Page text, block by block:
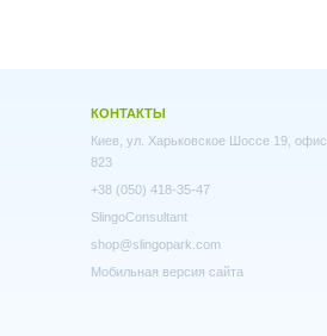
КОНТАКТЫ
Киев, ул. Харьковское Шоссе 19, офис
823
+38 (050) 418-35-47
SlingoConsultant
shop@slingopark.com
Мобильная версия сайта